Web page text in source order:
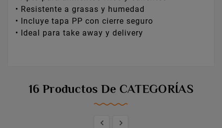
• Resistente a grasas y humedad
• Incluye tapa PP con cierre seguro
• Ideal para take away y delivery
16 Productos De CATEGORÍAS
 